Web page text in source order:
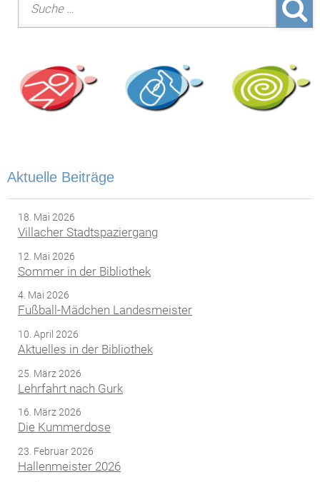
Aktuelle Beiträge
18. Mai 2026
Villacher Stadtspaziergang
12. Mai 2026
Sommer in der Bibliothek
4. Mai 2026
Fußball-Mädchen Landesmeister
10. April 2026
Aktuelles in der Bibliothek
25. März 2026
Lehrfahrt nach Gurk
16. März 2026
Die Kummerdose
23. Februar 2026
Hallenmeister 2026